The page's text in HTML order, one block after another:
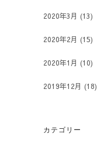
2020年3月 (13)
2020年2月 (15)
2020年1月 (10)
2019年12月 (18)
カテゴリー